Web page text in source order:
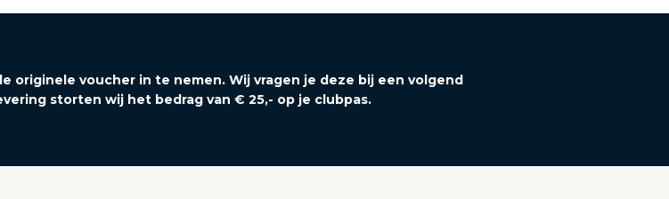
originele voucher in te nemen. Wij vragen je deze bij een volgend
storten wij het bedrag van € 25,- op je clubpas.